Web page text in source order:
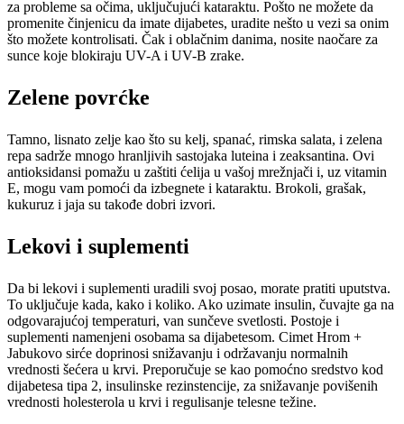
za probleme sa očima, uključujući kataraktu. Pošto ne možete da
promenite činjenicu da imate dijabetes, uradite nešto u vezi sa onim
što možete kontrolisati. Čak i oblačnim danima, nosite naočare za
sunce koje blokiraju UV-A i UV-B zrake.
Zelene povrćke
Tamno, lisnato zelje kao što su kelj, spanać, rimska salata, i zelena
repa sadrže mnogo hranljivih sastojaka luteina i zeaksantina. Ovi
antioksidansi pomažu u zaštiti ćelija u vašoj mrežnjači i, uz vitamin
E, mogu vam pomoći da izbegnete i kataraktu. Brokoli, grašak,
kukuruz i jaja su takođe dobri izvori.
Lekovi i suplementi
Da bi lekovi i suplementi uradili svoj posao, morate pratiti uputstva.
To uključuje kada, kako i koliko. Ako uzimate insulin, čuvajte ga na
odgovarajućoj temperaturi, van sunčeve svetlosti. Postoje i
suplementi namenjeni osobama sa dijabetesom. Cimet Hrom +
Jabukovo sirće doprinosi snižavanju i održavanju normalnih
vrednosti šećera u krvi. Preporučuje se kao pomoćno sredstvo kod
dijabetesa tipa 2, insulinske rezinstencije, za snižavanje povišenih
vrednosti holesterola u krvi i regulisanje telesne težine.